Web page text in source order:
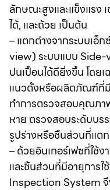
ลักษณะสูงและแข็งแรง
ได้, และถ้วย เป็นต้น
– แตกต่างจากระบบเอ็
view) ระบบแบบ Side-
ปนเปื้อนได้ดียิ่งขึ้น โดย
แนวตั้งหรือผลิตภัณฑ์ที่
ทำการตรวจสอบคุณภ
หาย ตรวจสอบระดับบ
รูปร่างหรือชิ้นส่วนที่แต
– ด้วยอินเทอร์เฟซที่ใช้
และชิ้นส่วนที่มีอายุการ
Inspection System จึ